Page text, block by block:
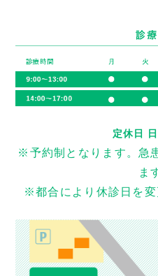
定休日
※予約制となります。急
ま
※都合により休診日を変